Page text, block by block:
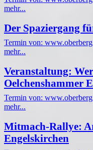
mehr...
Der Spaziergang
Termin von:
mehr...
Veranstaltung:
Oelchenshammer
Termin von:
mehr...
Mitmach-Rallye:
Engelskirchen